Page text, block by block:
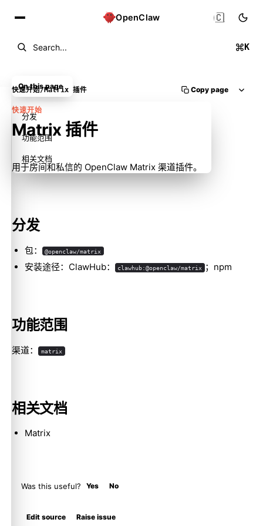
OpenClaw
Search... K
🇨🇳
快速开始/Matrix 插件 Copy page
快速开始
Matrix 插件
用于房间和私信的 OpenClaw Matrix 渠道插件。
分发
包： @openclaw/matrix
安装途径：ClawHub： clawhub:@openclaw/matrix ；npm
功能范围
渠道： matrix
相关文档
Matrix
Was this useful? Yes No
Edit source Raise issue
On this page
分发
功能范围
相关文档